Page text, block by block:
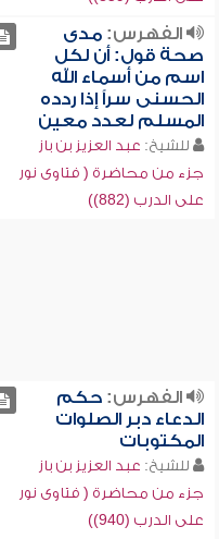
الفهرس:مدى
صحة قول: أن لكل
اسم من أسماء الله
الحسنى سراً إذا ردده
المسلم لعدد معين
للشيخ: عبد العزيز بن باز
جزء من محاضرة ( فتاوى نور
على الدرب (882))
الفهرس:حكم
الدعاء دبر الصلوات
المكتوبات
للشيخ: عبد العزيز بن باز
جزء من محاضرة ( فتاوى نور
على الدرب (940))